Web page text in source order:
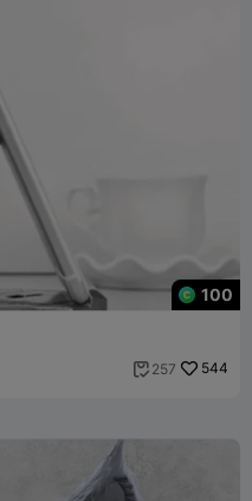
100
 257 544